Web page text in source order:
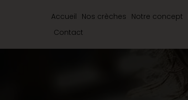
Accueil Nos crèches Notre concept
Contact